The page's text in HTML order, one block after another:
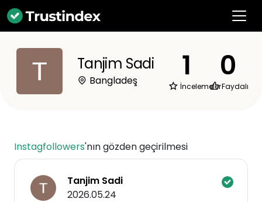
Tanjim Sadi
Bangladeş 1
İncelemeler
0
Faydalı
Instagfollowers'nın gözden geçirilmesi
Tanjim Sadi
2026.05.24